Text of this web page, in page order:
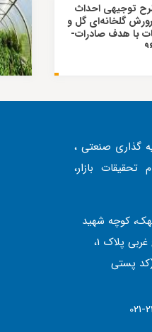
توجیهی احداث
گلخانه‌ای گل و
با هدف صادرات-
گذاری صنعتی ،
بازار،
کوچه شهید
امیر پابرجا، بلوار آینه، گل یخ غربی پلاک 1،
1 واحد 104 و واحد 501 (کد پستی